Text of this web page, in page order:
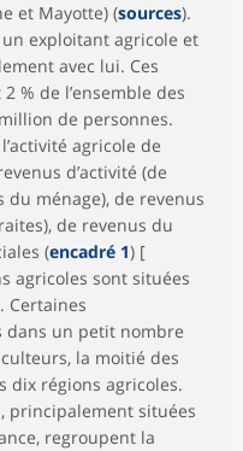
et Mayotte) (sources).
exploitant agricole et
avec lui. Ces
% de l’ensemble des
de personnes.
agricole de
d’activité (de
du ménage), de revenus
de revenus du
(encadré 1) [
agricoles sont situées
. Certaines
dans un petit nombre
la moitié des
dix régions agricoles.
principalement situées
regroupent la